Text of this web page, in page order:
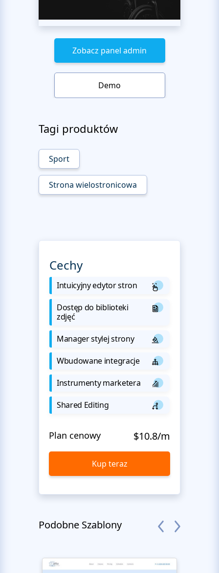
Zobacz panel admin
Demo
Tagi produktów
Sport
Strona wielostronicowa
Cechy
Intuicyjny edytor stron
Dostęp do biblioteki
zdjęć
Manager stylej strony
Wbudowane integracje
Instrumenty marketera
Shared Editing
Plan cenowy $10.8/m
Kup teraz
Podobne Szablony